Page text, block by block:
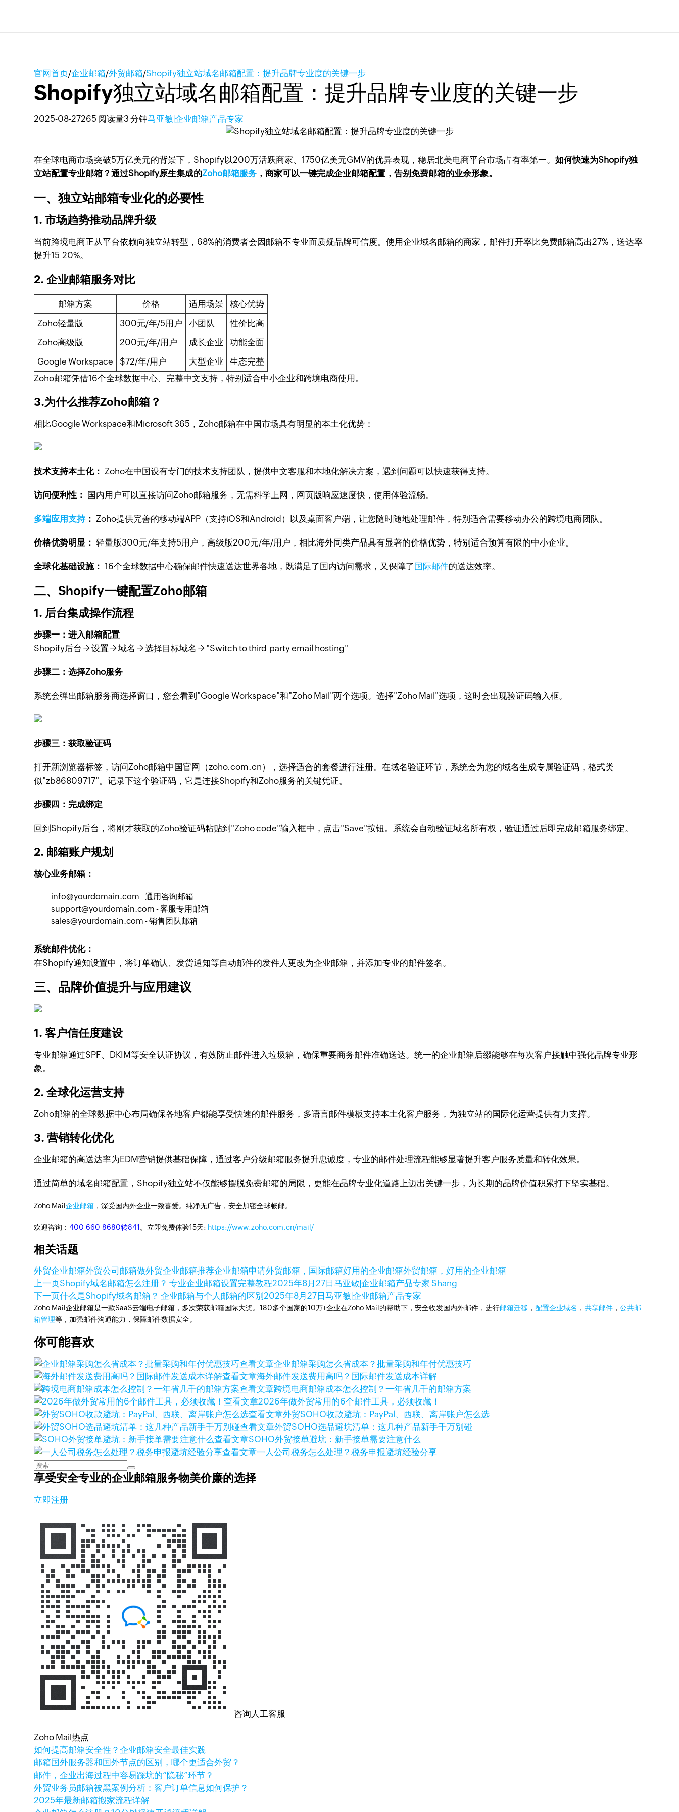
官网首页/企业邮箱/外贸邮箱/Shopify独立站域名邮箱配置：提升品牌专业度的关键一步
Shopify独立站域名邮箱配置：提升品牌专业度的关键一步
2025-08-27265 阅读量3 分钟马亚敏|企业邮箱产品专家
在全球电商市场突破5万亿美元的背景下，Shopify以200万活跃商家、1750亿美元GMV的优异表现，稳居北美电商平台市场占有率第一。如何快速为Shopify独
立站配置专业邮箱？通过Shopify原生集成的Zoho邮箱服务 ，商家可以一键完成企业邮箱配置，告别免费邮箱的业余形象。
一、独立站邮箱专业化的必要性
1. 市场趋势推动品牌升级
当前跨境电商正从平台依赖向独立站转型，68%的消费者会因邮箱不专业而质疑品牌可信度。使用企业域名邮箱的商家，邮件打开率比免费邮箱高出27%，送达率
提升15-20%。
2. 企业邮箱服务对比
邮箱方案 价格 适用场景
核心优势
Zoho轻量版
300元/年/5用户 小团队
性价比高
Zoho高级版
200元/年/用户 成长企业
功能全面
Google Workspace
$72/年/用户 大型企业
生态完整
Zoho邮箱凭借16个全球数据中心、完整中文支持，特别适合中小企业和跨境电商使用。
3.为什么推荐Zoho邮箱？
相比Google Workspace和Microsoft 365，Zoho邮箱在中国市场具有明显的本土化优势：
技术支持本土化： Zoho在中国设有专门的技术支持团队，提供中文客服和本地化解决方案，遇到问题可以快速获得支持。
访问便利性： 国内用户可以直接访问Zoho邮箱服务，无需科学上网，网页版响应速度快，使用体验流畅。
多端应用支持： Zoho提供完善的移动端APP（支持iOS和Android）以及桌面客户端，让您随时随地处理邮件，特别适合需要移动办公的跨境电商团队。
价格优势明显： 轻量版300元/年支持5用户，高级版200元/年/用户，相比海外同类产品具有显著的价格优势，特别适合预算有限的中小企业。
全球化基础设施： 16个全球数据中心确保邮件快速送达世界各地，既满足了国内访问需求，又保障了 国际邮件的送达效率。
二、Shopify一键配置Zoho邮箱
1. 后台集成操作流程
步骤一：进入邮箱配置
Shopify后台 → 设置 → 域名 → 选择目标域名 → "Switch to third-party email hosting"
步骤二：选择Zoho服务
系统会弹出邮箱服务商选择窗口，您会看到"Google Workspace"和"Zoho Mail"两个选项。选择"Zoho Mail"选项，这时会出现验证码输入框。
步骤三：获取验证码
打开新浏览器标签，访问Zoho邮箱中国官网（zoho.com.cn），选择适合的套餐进行注册。在域名验证环节，系统会为您的域名生成专属验证码，格式类
似"zb86809717"。记录下这个验证码，它是连接Shopify和Zoho服务的关键凭证。
步骤四：完成绑定
回到Shopify后台，将刚才获取的Zoho验证码粘贴到"Zoho code"输入框中，点击"Save"按钮。系统会自动验证域名所有权，验证通过后即完成邮箱服务绑定。
2. 邮箱账户规划
核心业务邮箱：
info@yourdomain.com - 通用咨询邮箱
support@yourdomain.com - 客服专用邮箱
sales@yourdomain.com - 销售团队邮箱
系统邮件优化：
在Shopify通知设置中，将订单确认、发货通知等自动邮件的发件人更改为企业邮箱，并添加专业的邮件签名。
三、品牌价值提升与应用建议
1. 客户信任度建设
专业邮箱通过SPF、DKIM等安全认证协议，有效防止邮件进入垃圾箱，确保重要商务邮件准确送达。统一的企业邮箱后缀能够在每次客户接触中强化品牌专业形
象。
2. 全球化运营支持
Zoho邮箱的全球数据中心布局确保各地客户都能享受快速的邮件服务，多语言邮件模板支持本土化客户服务，为独立站的国际化运营提供有力支撑。
3. 营销转化优化
企业邮箱的高送达率为EDM营销提供基础保障，通过客户分级邮箱服务提升忠诚度，专业的邮件处理流程能够显著提升客户服务质量和转化效果。
通过简单的域名邮箱配置，Shopify独立站不仅能够摆脱免费邮箱的局限，更能在品牌专业化道路上迈出关键一步，为长期的品牌价值积累打下坚实基础。
Zoho Mail企业邮箱 ，深受国内外企业一致喜爱。纯净无广告，安全加密全球畅邮。
欢迎咨询：400-660-8680转841 。立即免费体验15天: https://www.zoho.com.cn/mail/
相关话题
外贸企业邮箱外贸公司邮箱做外贸企业邮箱推荐企业邮箱申请外贸邮箱，国际邮箱好用的企业邮箱外贸邮箱，好用的企业邮箱
上一页Shopify域名邮箱怎么注册？ 专业企业邮箱设置完整教程2025年8月27日马亚敏|企业邮箱产品专家 Shang
下一页什么是Shopify域名邮箱？ 企业邮箱与个人邮箱的区别2025年8月27日马亚敏|企业邮箱产品专家
Zoho Mail企业邮箱是一款SaaS云端电子邮箱，多次荣获邮箱国际大奖。180多个国家的10万+企业在Zoho Mail的帮助下，安全收发国内外邮件，进行邮箱迁移 ，配置企业域名 ，共享邮件 ，公共邮
箱管理等，加强邮件沟通能力，保障邮件数据安全。
你可能喜欢
查看文章企业邮箱采购怎么省成本？批量采购和年付优惠技巧
查看文章海外邮件发送费用高吗？国际邮件发送成本详解
查看文章跨境电商邮箱成本怎么控制？一年省几千的邮箱方案
查看文章2026年做外贸常用的6个邮件工具，必须收藏！
查看文章外贸SOHO收款避坑：PayPal、西联、离岸账户怎么选
查看文章外贸SOHO选品避坑清单：这几种产品新手千万别碰
查看文章SOHO外贸接单避坑：新手接单需要注意什么
查看文章一人公司税务怎么处理？税务申报避坑经验分享
享受安全专业的企业邮箱服务物美价廉的选择
立即注册
咨询人工客服
Zoho Mail热点
如何提高邮箱安全性？企业邮箱安全最佳实践
邮箱国外服务器和国外节点的区别，哪个更适合外贸？
邮件，企业出海过程中容易踩坑的“隐秘”环节？
外贸业务员邮箱被黑案例分析：客户订单信息如何保护？
2025年最新邮箱搬家流程详解